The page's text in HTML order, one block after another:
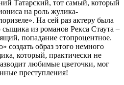
Татарский, тот самый, который
на роль жулика-
На сей раз актеру была
сыщика из романов Рекса Стаута –
попадание стопроцентное.
создать образ этого немного
который, практически не
любимые цветочки, мог
преступления!